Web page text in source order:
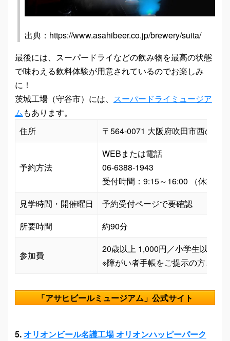
出典：https://www.asahibeer.co.jp/brewery/suita/
最後には、スーパードライなどの飲み物を最高の状態
で味わえる飲料体験が用意されているのでお楽しみ
に！
茨城工場（守谷市）には、 スーパードライミュージア
ムもあります。
住所
〒564-0071 大阪府吹田市西の庄
予約方法
WEBまたは電話
06-6388-1943
見学時間・開催曜日
予約受付ページで要確認
所要時間
約90分
参加費
20歳以上 1,000円／小学生以上
※障がい者手帳をご提示の方と、
「アサヒビールミュージアム」公式サイト
5.オリオンビール名護工場 オリオンハッピーパーク